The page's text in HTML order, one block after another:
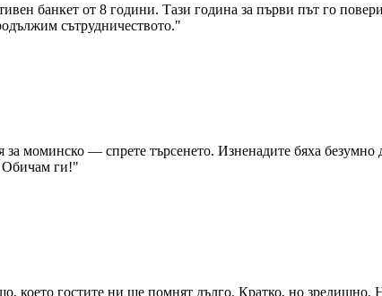
банкет от 8 години. Тази година за първи път го
сътрудничеството."
за моминско — спрете търсенето. Изненадите бяха
Обичам ги!"
което гостите ни ще помнят дълго. Кратко, но зрелищно.